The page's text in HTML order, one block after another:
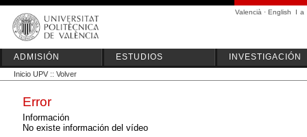
Valencià · English I a
ADMISIÓN ESTUDIOS INVESTIGACIÓN
Inicio UPV :: Volver
Error
Información
No existe información del vídeo